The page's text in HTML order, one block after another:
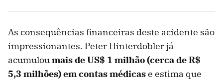
As consequências financeiras deste acidente são
impressionantes. Peter Hinterdobler já
acumuloumais de US$ 1 milhão (cerca de R$
5,3 milhões) em contas médicase estima que